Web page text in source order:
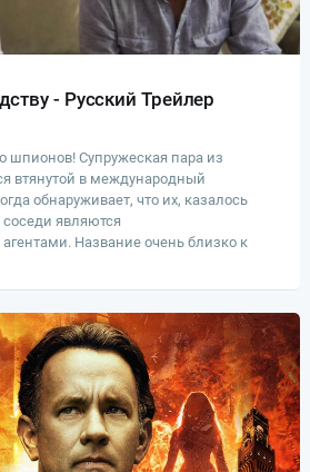
- Русский Трейлер
шпионов! Супружеская пара из
втянутой в международный
обнаруживает, что их, казалось
являются
Название очень близко к